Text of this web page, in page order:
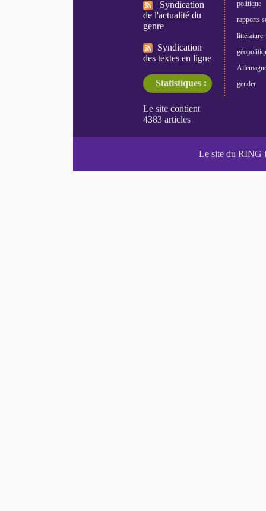
Syndication
de l'actualité du
genre
Syndication
des textes en ligne
Statistiques :
politique
rapports
littérature
gender
Le site du RING